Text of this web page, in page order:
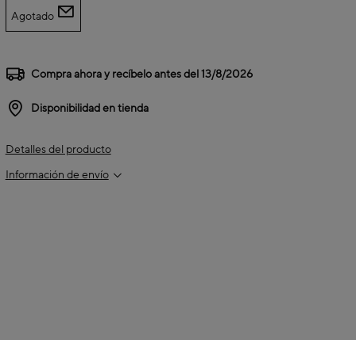
Agotado
Compra ahora y recíbelo antes del13/8/2026
Disponibilidad en tienda
Detalles del producto
Información de envío